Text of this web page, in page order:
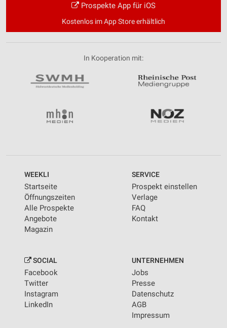
Prospekte App für iOS
Kostenlos im App Store erhältlich
In Kooperation mit:
WEEKLI
Startseite
Öffnungszeiten
Alle Prospekte
Angebote
Magazin
SERVICE
Prospekt einstellen
Verlage
FAQ
Kontakt
SOCIAL
Facebook
Twitter
Instagram
LinkedIn
UNTERNEHMEN
Jobs
Presse
Datenschutz
AGB
Impressum